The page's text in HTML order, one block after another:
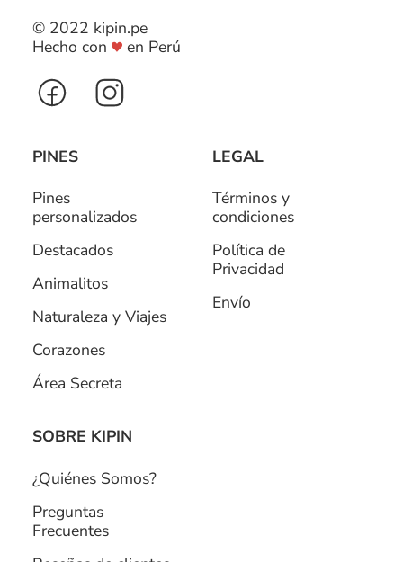
© 2022 kipin.pe
Hecho con
en Perú
PINES
Pines
personalizados
Destacados
Animalitos
Naturaleza y Viajes
Corazones
Área Secreta
LEGAL
Términos y
condiciones
Política de
Privacidad
Envío
SOBRE KIPIN
¿Quiénes Somos?
Preguntas
Frecuentes